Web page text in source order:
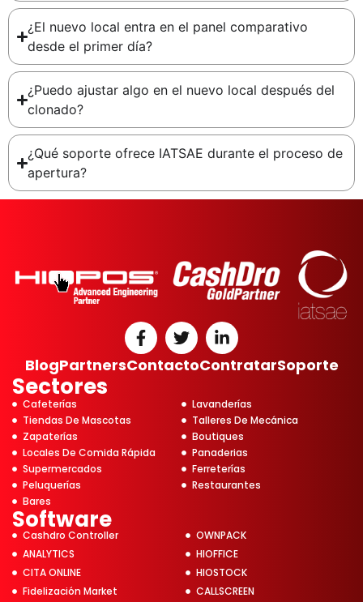
¿El nuevo local entra en el panel comparativo
desde el primer día?
¿Puedo ajustar algo en el nuevo local después del
clonado?
¿Qué soporte ofrece IATSAE durante el proceso de
apertura?
Sectores
Cafeterías
Lavanderías
Tiendas De Mascotas
Talleres De Mecánica
Zapaterías
Boutiques
Locales De Comida Rápida
Panaderias
Supermercados
Ferreterías
Peluquerías
Restaurantes
Bares
BlogPartnersContactoContratarSoporte
Software
Cashdro Controller
OWNPACK
ANALYTICS
HIOFFICE
CITA ONLINE
HIOSTOCK
Fidelización Market
CALLSCREEN